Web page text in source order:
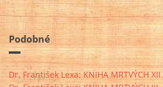
Podobné
Dr. František Lexa: KNIHA MRTVÝCH XII.